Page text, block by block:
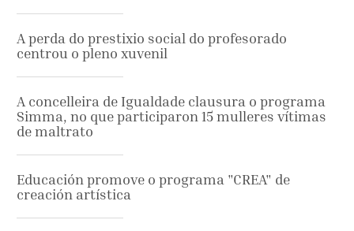
A perda do prestixio social do profesorado
centrou o pleno xuvenil
A concelleira de Igualdade clausura o programa
Simma, no que participaron 15 mulleres vítimas
de maltrato
Educación promove o programa "CREA" de
creación artística